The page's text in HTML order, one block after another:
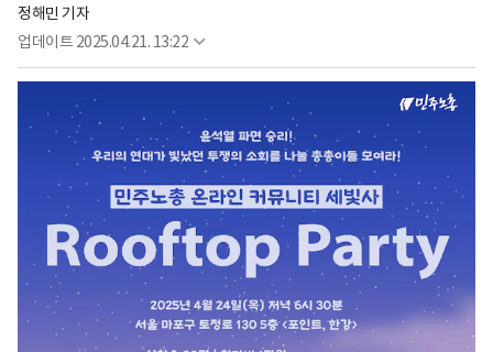
정해민 기자
업데이트 2025.04.21. 13:22